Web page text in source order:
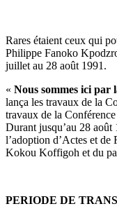
Rares étaient ceux qui
Philippe Fanoko
juillet au 28 août 1991.
« Nous sommes ici par
lança les travaux de la
travaux de la
Durant jusqu’au 28 août
l’adoption d’Actes et de
Kokou Koffigoh et du
PERIODE DE